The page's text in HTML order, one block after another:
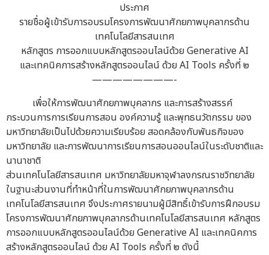
ประกาศ
รายชื่อผู้เข้ารับการอบรมโครงการพัฒนาศักยภาพบุคลากรด้าน
เทคโนโลยีสารสนเทศ
หลักสูตร การออกแบบหลักสูตรออนไลน์ด้วย Generative AI
และเทคนิคการสร้างหลักสูตรออนไลน์ ด้วย AI Tools ครั้งที่ ๒
————————-
เพื่อให้การพัฒนาศักยภาพบุคลากร และการสร้างสรรค์
กระบวนการการเรียนการสอน องค์ความรู้ และพุทธนวัตกรรม ของ
มหาวิทยาลัยเป็นไปด้วยความเรียบร้อย สอดคล้องกับพันธกิจของ
มหาวิทยาลัย และการพัฒนาการเรียนการสอนออนไลน์ในระดับชาติและ
นานาชาติ
ส่วนเทคโนโลยีสารสนเทศ มหาวิทยาลัยมหาจุฬาลงกรณราชวิทยาลัย
ในฐานะส่วนงานที่ทำหน้าที่ในการพัฒนาศักยภาพบุคลากรด้าน
เทคโนโลยีสารสนเทศ จึงประกาศรายนามผู้มีสิทธิ์เข้ารับการฝึกอบรม
โครงการพัฒนาศักยภาพบุคลากรด้านเทคโนโลยีสารสนเทศ หลักสูตร
การออกแบบหลักสูตรออนไลน์ด้วย Generative AI และเทคนิคการ
สร้างหลักสูตรออนไลน์ ด้วย AI Tools ครั้งที่ ๒ ดังนี้